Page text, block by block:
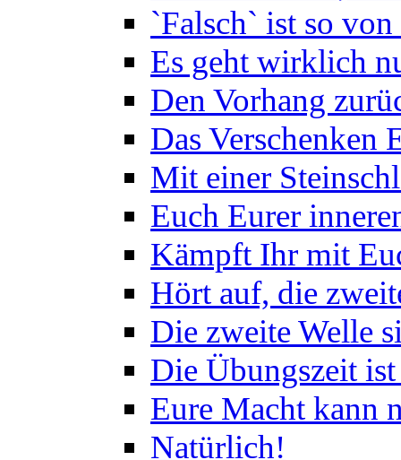
`Falsch` ist so von
Es geht wirklich
Den Vorhang
Das Verschenken
Mit einer
Euch Eurer
Kämpft Ihr mit
Hört auf, die
Die zweite Welle
Die Übungszeit
Eure Macht kann
Natürlich!